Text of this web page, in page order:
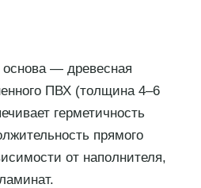
— древесная
ПВХ (толщина 4–6
герметичность
прямого
от наполнителя,